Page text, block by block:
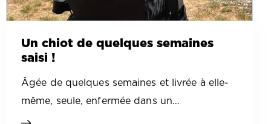
Un chiot de quelques semaines
saisi !
Âgée de quelques semaines et livrée à elle-
même, seule, enfermée dans un…